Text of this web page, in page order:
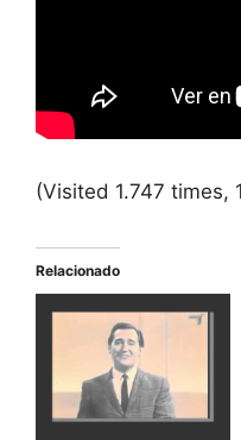
(Visited 1.747 times,
Relacionado